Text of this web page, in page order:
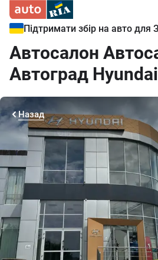
Підтримати збір на авто для
Автосалон
Автоград Hyundai
Назад